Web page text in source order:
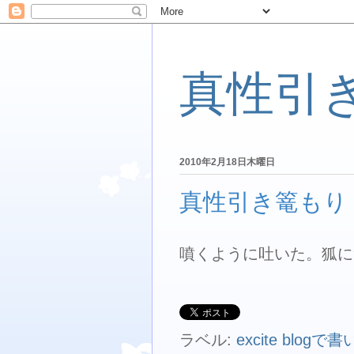
真性引
2010年2月18日木曜日
真性引き篭も
噴くように吐いた。狐
ラベル: excite blogで書